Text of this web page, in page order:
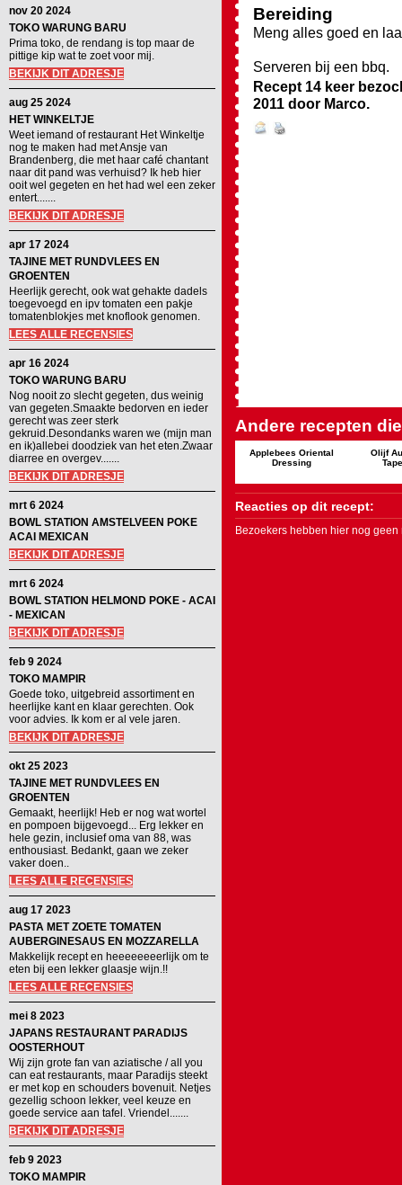
nov 20 2024
TOKO WARUNG BARU
Prima toko, de rendang is top maar de
pittige kip wat te zoet voor mij.
BEKIJK DIT ADRESJE
aug 25 2024
HET WINKELTJE
Weet iemand of restaurant Het Winkeltje
nog te maken had met Ansje van
Brandenberg, die met haar café chantant
naar dit pand was verhuisd? Ik heb hier
ooit wel gegeten en het had wel een zeker
entert.......
BEKIJK DIT ADRESJE
apr 17 2024
TAJINE MET RUNDVLEES EN
GROENTEN
Heerlijk gerecht, ook wat gehakte dadels
toegevoegd en ipv tomaten een pakje
tomatenblokjes met knoflook genomen.
LEES ALLE RECENSIES
apr 16 2024
TOKO WARUNG BARU
Nog nooit zo slecht gegeten, dus weinig
van gegeten.Smaakte bedorven en ieder
gerecht was zeer sterk
gekruid.Desondanks waren we (mijn man
en ik)allebei doodziek van het eten.Zwaar
diarree en overgev.......
BEKIJK DIT ADRESJE
mrt 6 2024
BOWL STATION AMSTELVEEN POKE
ACAI MEXICAN
BEKIJK DIT ADRESJE
mrt 6 2024
BOWL STATION HELMOND POKE - ACAI
- MEXICAN
BEKIJK DIT ADRESJE
feb 9 2024
TOKO MAMPIR
Goede toko, uitgebreid assortiment en
heerlijke kant en klaar gerechten. Ook
voor advies. Ik kom er al vele jaren.
BEKIJK DIT ADRESJE
okt 25 2023
TAJINE MET RUNDVLEES EN
GROENTEN
Gemaakt, heerlijk! Heb er nog wat wortel
en pompoen bijgevoegd... Erg lekker en
hele gezin, inclusief oma van 88, was
enthousiast. Bedankt, gaan we zeker
vaker doen..
LEES ALLE RECENSIES
aug 17 2023
PASTA MET ZOETE TOMATEN
AUBERGINESAUS EN MOZZARELLA
Makkelijk recept en heeeeeeeerlijk om te
eten bij een lekker glaasje wijn.!!
LEES ALLE RECENSIES
mei 8 2023
JAPANS RESTAURANT PARADIJS
OOSTERHOUT
Wij zijn grote fan van aziatische / all you
can eat restaurants, maar Paradijs steekt
er met kop en schouders bovenuit. Netjes
gezellig schoon lekker, veel keuze en
goede service aan tafel. Vriendel.......
BEKIJK DIT ADRESJE
feb 9 2023
TOKO MAMPIR
Bereiding
Meng alles goed en
Serveren bij een bbq.
Recept 14 keer
2011 door Marco.
Andere recepten
Applebees Oriental
Dressing
Olijf
Reacties op dit recept:
Bezoekers hebben hier nog